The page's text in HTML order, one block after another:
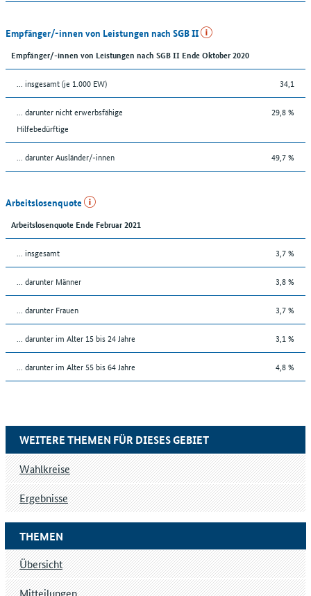
Empfänger/-innen von Leistungen nach SGB II
Empfänger/-innen von Leistungen nach SGB II Ende Oktober 2020
... insgesamt (je 1.000 EW) 34,1
... darunter nicht erwerbsfähige
Hilfebedürftige
29,8 %
... darunter Ausländer/-innen 49,7 %
Arbeitslosenquote
Arbeitslosenquote Ende Februar 2021
... insgesamt 3,7 %
... darunter Männer 3,8 %
... darunter Frauen 3,7 %
... darunter im Alter 15 bis 24 Jahre 3,1 %
... darunter im Alter 55 bis 64 Jahre 4,8 %
THEMEN
Übersicht
Mitteilungen
WEITERE THEMEN FÜR DIESES GEBIET
Wahlkreise
Ergebnisse